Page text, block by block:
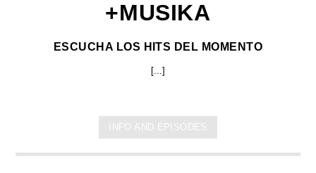
+MUSIKA
ESCUCHA LOS HITS DEL MOMENTO
[...]
INFO AND EPISODES